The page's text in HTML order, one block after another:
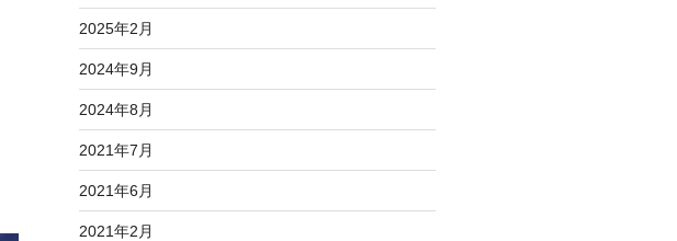
2025年2月
2024年9月
2024年8月
2021年7月
2021年6月
2021年2月